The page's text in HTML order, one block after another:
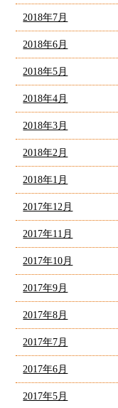
2018年7月
2018年6月
2018年5月
2018年4月
2018年3月
2018年2月
2018年1月
2017年12月
2017年11月
2017年10月
2017年9月
2017年8月
2017年7月
2017年6月
2017年5月